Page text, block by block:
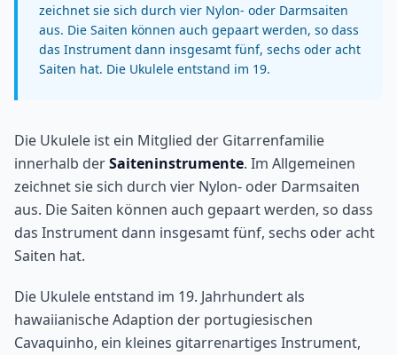
zeichnet sie sich durch vier Nylon- oder Darmsaiten
aus. Die Saiten können auch gepaart werden, so dass
das Instrument dann insgesamt fünf, sechs oder acht
Saiten hat. Die Ukulele entstand im 19.
Die Ukulele ist ein Mitglied der Gitarrenfamilie
innerhalb derSaiteninstrumente. Im Allgemeinen
zeichnet sie sich durch vier Nylon- oder Darmsaiten
aus. Die Saiten können auch gepaart werden, so dass
das Instrument dann insgesamt fünf, sechs oder acht
Saiten hat.
Die Ukulele entstand im 19. Jahrhundert als
hawaiianische Adaption der portugiesischen
Cavaquinho, ein kleines gitarrenartiges Instrument,